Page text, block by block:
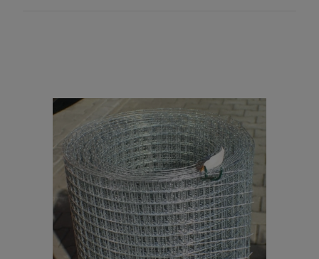
Siatka Leśna węzłowa 150/16/10 25m PCV
250,00 zł
DO KOSZYKA